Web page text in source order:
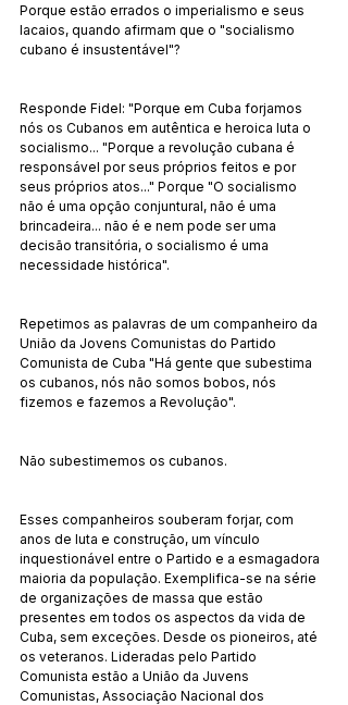
Porque estão errados o imperialismo e seus
lacaios, quando afirmam que o "socialismo
cubano é insustentável"?
Responde Fidel: "Porque em Cuba forjamos
nós os Cubanos em autêntica e heroica luta o
socialismo... "Porque a revolução cubana é
responsável por seus próprios feitos e por
seus próprios atos..." Porque "O socialismo
não é uma opção conjuntural, não é uma
brincadeira... não é e nem pode ser uma
decisão transitória, o socialismo é uma
necessidade histórica".
Repetimos as palavras de um companheiro da
União da Jovens Comunistas do Partido
Comunista de Cuba "Há gente que subestima
os cubanos, nós não somos bobos, nós
fizemos e fazemos a Revolução".
Não subestimemos os cubanos.
Esses companheiros souberam forjar, com
anos de luta e construção, um vínculo
inquestionável entre o Partido e a esmagadora
maioria da população. Exemplifica-se na série
de organizações de massa que estão
presentes em todos os aspectos da vida de
Cuba, sem exceções. Desde os pioneiros, até
os veteranos. Lideradas pelo Partido
Comunista estão a União da Juvens
Comunistas, Associação Nacional dos